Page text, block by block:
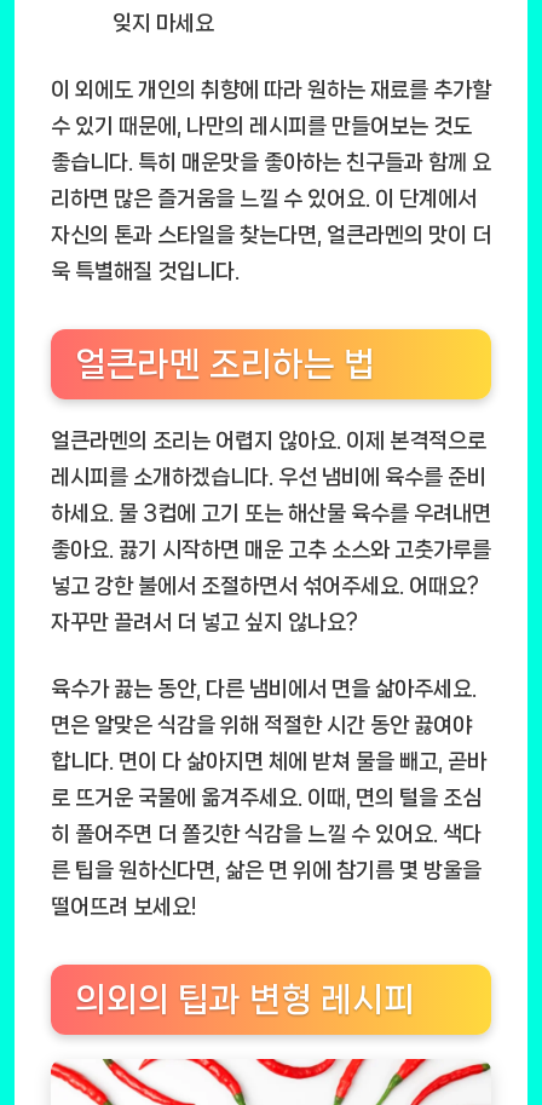
잊지 마세요
이 외에도 개인의 취향에 따라 원하는 재료를 추가할
수 있기 때문에, 나만의 레시피를 만들어보는 것도
좋습니다. 특히 매운맛을 좋아하는 친구들과 함께 요
리하면 많은 즐거움을 느낄 수 있어요. 이 단계에서
자신의 톤과 스타일을 찾는다면, 얼큰라멘의 맛이 더
욱 특별해질 것입니다.
얼큰라멘 조리하는 법
얼큰라멘의 조리는 어렵지 않아요. 이제 본격적으로
레시피를 소개하겠습니다. 우선 냄비에 육수를 준비
하세요. 물 3컵에 고기 또는 해산물 육수를 우려내면
좋아요. 끓기 시작하면 매운 고추 소스와 고춧가루를
넣고 강한 불에서 조절하면서 섞어주세요. 어때요?
자꾸만 끌려서 더 넣고 싶지 않나요?
육수가 끓는 동안, 다른 냄비에서 면을 삶아주세요.
면은 알맞은 식감을 위해 적절한 시간 동안 끓여야
합니다. 면이 다 삶아지면 체에 받쳐 물을 빼고, 곧바
로 뜨거운 국물에 옮겨주세요. 이때, 면의 털을 조심
히 풀어주면 더 쫄깃한 식감을 느낄 수 있어요. 색다
른 팁을 원하신다면, 삶은 면 위에 참기름 몇 방울을
떨어뜨려 보세요!
의외의 팁과 변형 레시피